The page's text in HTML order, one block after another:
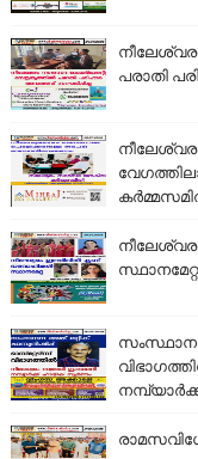
പരാതി
സംസ്ഥാന